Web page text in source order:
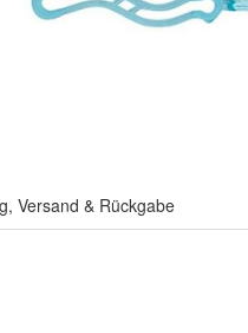
Versand & Rückgabe